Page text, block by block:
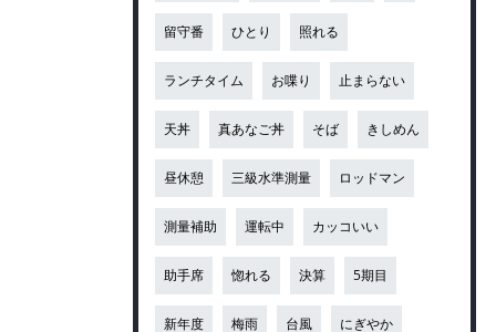
留守番 ひとり 照れる
ランチタイム お喋り 止まらない
天丼 真あなご丼 そば きしめん
昼休憩 三級水準測量 ロッドマン
測量補助 運転中 カッコいい
助手席 惚れる 決算 5期目
新年度 梅雨 台風 にぎやか